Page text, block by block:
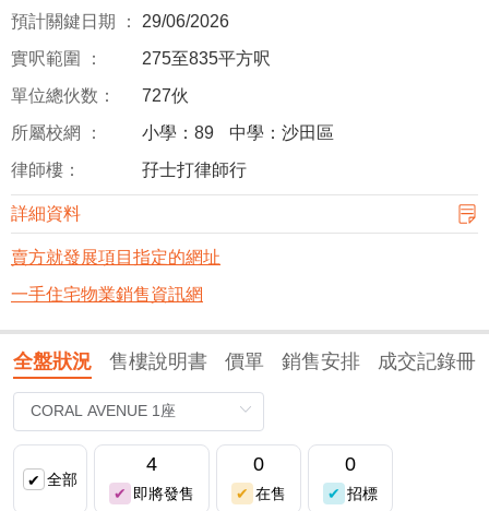
預計關鍵日期 ： 29/06/2026
單位總伙数： 727伙
實呎範圍 ： 275至835平方呎
律師樓： 孖士打律師行
所屬校網 ： 小學：89 中學：沙田區
詳細資料
賣方就發展項目指定的網址
一手住宅物業銷售資訊網
全盤狀況 售樓說明書 價單 銷售安排 成交記錄冊
全部
4
即將發售
0
在售
0
招標